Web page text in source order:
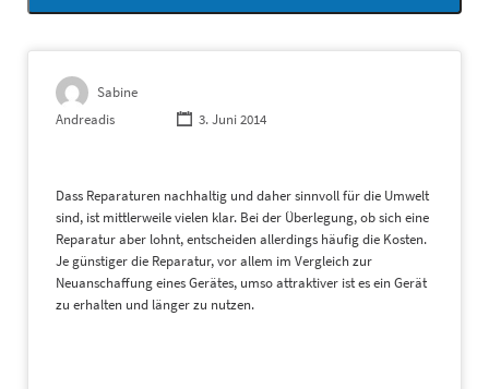
Sabine
Andreadis
3. Juni 2014
Dass Reparaturen nachhaltig und daher sinnvoll für die Umwelt
sind, ist mittlerweile vielen klar. Bei der Überlegung, ob sich eine
Reparatur aber lohnt, entscheiden allerdings häufig die Kosten.
Je günstiger die Reparatur, vor allem im Vergleich zur
Neuanschaffung eines Gerätes, umso attraktiver ist es ein Gerät
zu erhalten und länger zu nutzen.